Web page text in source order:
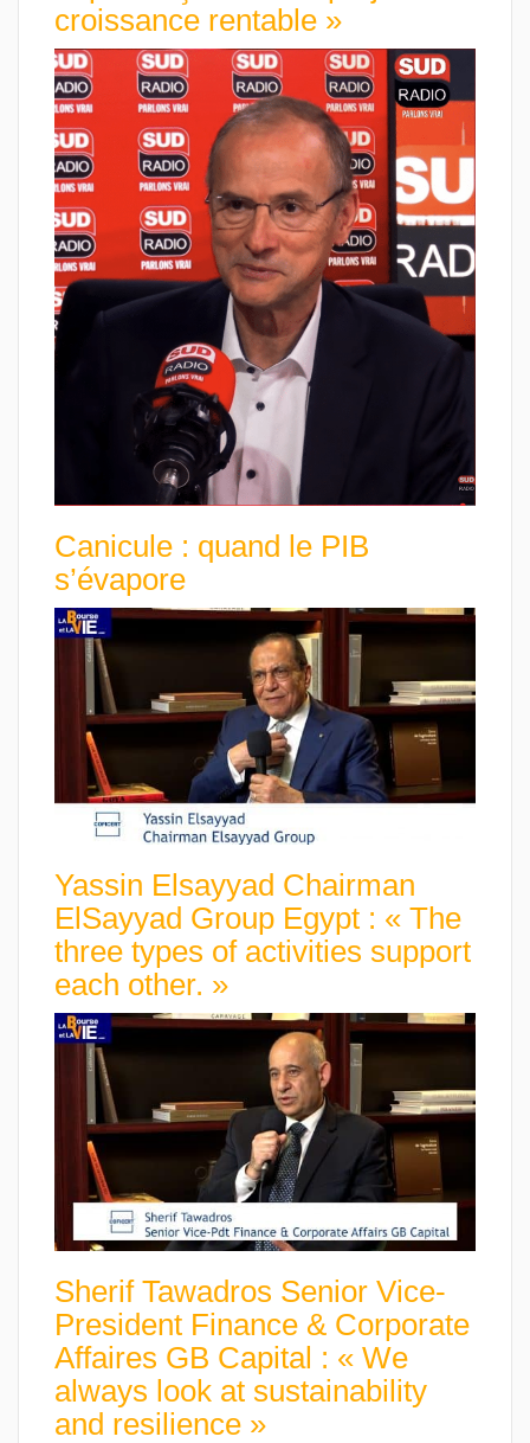
croissance rentable »
Canicule : quand le PIB
s’évapore
Yassin Elsayyad Chairman
ElSayyad Group Egypt : « The
three types of activities support
each other. »
Sherif Tawadros Senior Vice-
President Finance & Corporate
Affaires GB Capital : « We
always look at sustainability
and resilience »